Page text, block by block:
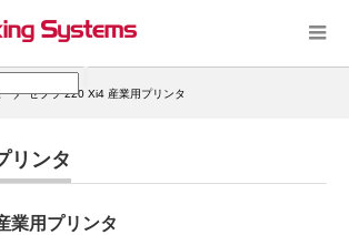
ゼブラ 220 Xi4 産業用プリンタ
リンタ
業用プリンタ